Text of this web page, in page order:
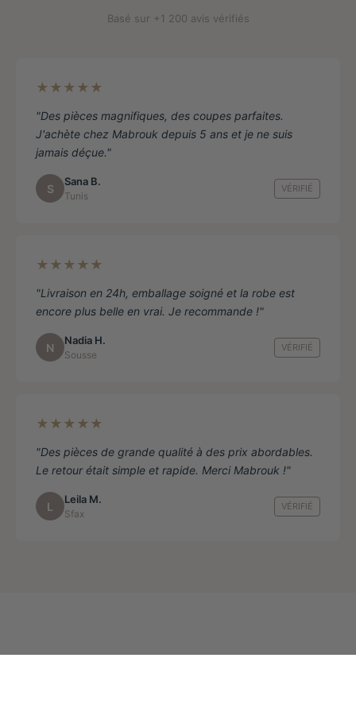
Basé sur +1 200 avis vérifiés
★★★★★
"Des pièces magnifiques, des coupes parfaites.
J'achète chez Mabrouk depuis 5 ans et je ne suis
jamais déçue."
S
Sana B.
Tunis
VÉRIFIÉ
★★★★★
"Livraison en 24h, emballage soigné et la robe est
encore plus belle en vrai. Je recommande !"
N
Nadia H.
Sousse
VÉRIFIÉ
★★★★★
"Des pièces de grande qualité à des prix abordables.
Le retour était simple et rapide. Merci Mabrouk !"
L
Leila M.
Sfax
VÉRIFIÉ